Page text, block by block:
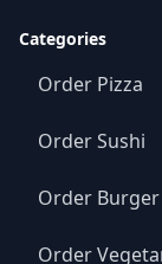
Categories
Order Pizza
Order Sushi
Order Burger
Order